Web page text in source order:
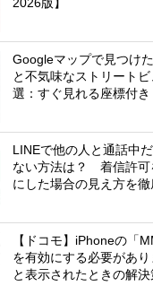
Googleマップで見つけ
と不気味なストリート
選：すぐ見れる座標付き
LINEで他の人と通話中
ない方法は？ 着信許可
にした場合の見え方を
【ドコモ】iPhoneの「
を有効にする必要があり
と表示されたときの解決